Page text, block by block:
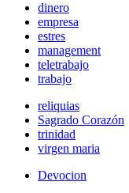
dinero
empresa
estres
management
teletrabajo
trabajo
reliquias
Sagrado Corazón
trinidad
virgen maria
Devocion